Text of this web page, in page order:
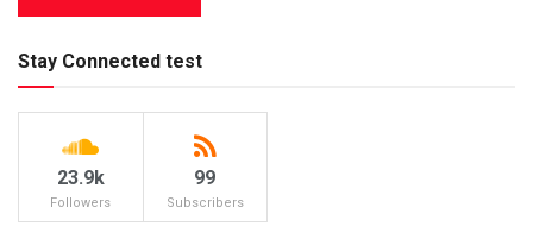
Stay Connected test
23.9k
Followers
99
Subscribers